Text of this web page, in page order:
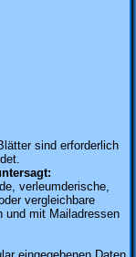
sind erforderlich
verleumderische,
vergleichbare
und mit Mailadressen